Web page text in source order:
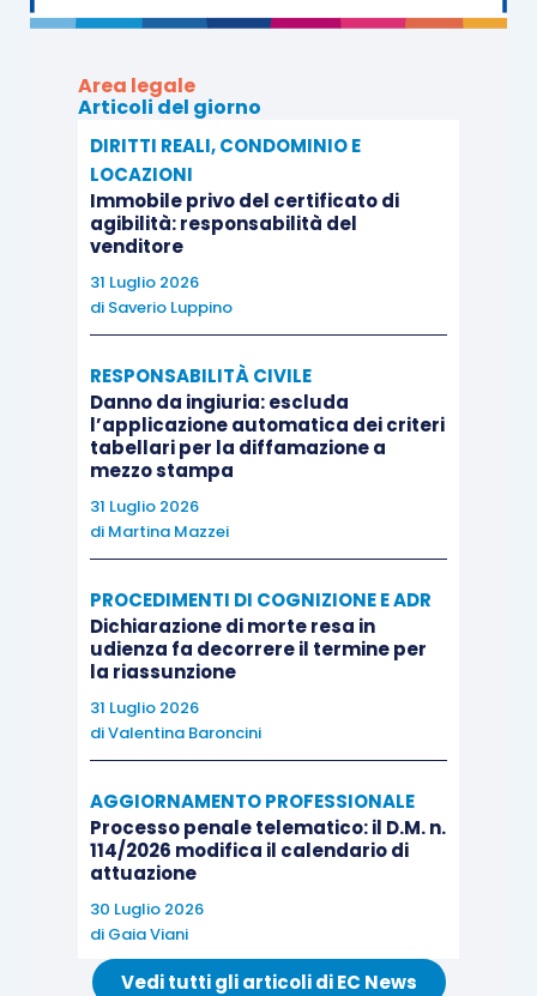
Area legale
Articoli del giorno
DIRITTI REALI, CONDOMINIO E
LOCAZIONI
Immobile privo del certificato di
agibilità: responsabilità del
venditore
31 Luglio 2026
di Saverio Luppino
RESPONSABILITÀ CIVILE
Danno da ingiuria: escluda
l’applicazione automatica dei criteri
tabellari per la diffamazione a
mezzo stampa
31 Luglio 2026
di Martina Mazzei
PROCEDIMENTI DI COGNIZIONE E ADR
Dichiarazione di morte resa in
udienza fa decorrere il termine per
la riassunzione
31 Luglio 2026
diValentina Baroncini
AGGIORNAMENTO PROFESSIONALE
Processo penale telematico: il D.M. n.
114/2026 modifica il calendario di
attuazione
30 Luglio 2026
di Gaia Viani
Vedi tutti gli articoli di EC News